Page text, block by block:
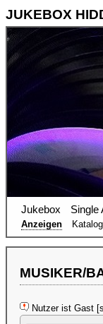
JUKEBOX
Jukebox Single
Anzeigen
MUSIKER/
Nutzer ist Gast